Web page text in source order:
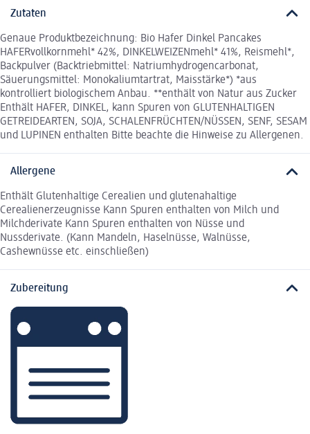
Zutaten
Genaue Produktbezeichnung: Bio Hafer Dinkel Pancakes
HAFERvollkornmehl* 42%, DINKELWEIZENmehl* 41%, Reismehl*,
Backpulver (Backtriebmittel: Natriumhydrogencarbonat,
Säuerungsmittel: Monokaliumtartrat, Maisstärke*) *aus
kontrolliert biologischem Anbau. **enthält von Natur aus Zucker
Enthält HAFER, DINKEL, kann Spuren von GLUTENHALTIGEN
GETREIDEARTEN, SOJA, SCHALENFRÜCHTEN/NÜSSEN, SENF, SESAM
und LUPINEN enthalten Bitte beachte die Hinweise zu Allergenen.
Allergene
Enthält Glutenhaltige Cerealien und glutenahaltige
Cerealienerzeugnisse Kann Spuren enthalten von Milch und
Milchderivate Kann Spuren enthalten von Nüsse und
Nussderivate. (Kann Mandeln, Haselnüsse, Walnüsse,
Cashewnüsse etc. einschließen)
Zubereitung